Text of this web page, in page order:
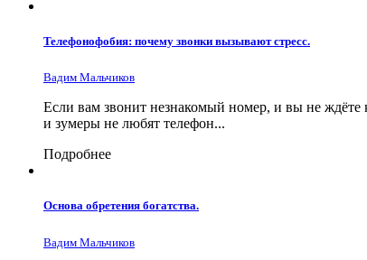
Телефонофобия: почему звонки вызывают стресс.
Вадим Мальчиков
Если вам звонит незнакомый номер, и вы не ждёте
и зумеры не любят телефон...
Подробнее
Основа обретения богатства.
Вадим Мальчиков